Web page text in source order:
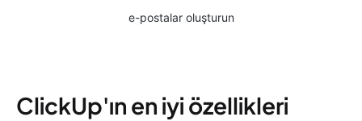
e-postalar oluşturun
ClickUp'ın en iyi özellikleri